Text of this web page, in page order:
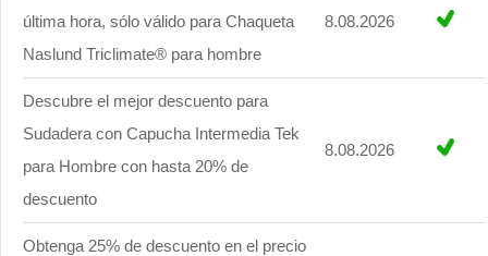
última hora, sólo válido para Chaqueta
Naslund Triclimate® para hombre
8.08.2026
Descubre el mejor descuento para
Sudadera con Capucha Intermedia Tek
para Hombre con hasta 20% de
descuento
8.08.2026
Obtenga 25% de descuento en el precio